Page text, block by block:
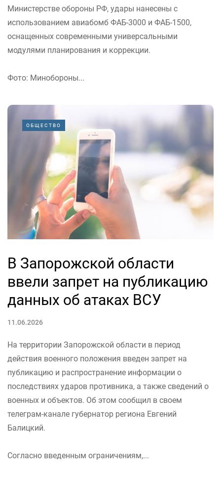
Министерстве обороны РФ, удары нанесены с
использованием авиабомб ФАБ-3000 и ФАБ-1500,
оснащенных современными универсальными
модулями планирования и коррекции.
Фото: Минобороны...
ОБЩЕСТВО
В Запорожской области
ввели запрет на публикацию
данных об атаках ВСУ
11.06.2026
На территории Запорожской области в период
действия военного положения введен запрет на
публикацию и распространение информации о
последствиях ударов противника, а также сведений о
военных и объектов. Об этом сообщил в своем
телеграм-канале губернатор региона Евгений
Балицкий.
Согласно введенным ограничениям,...